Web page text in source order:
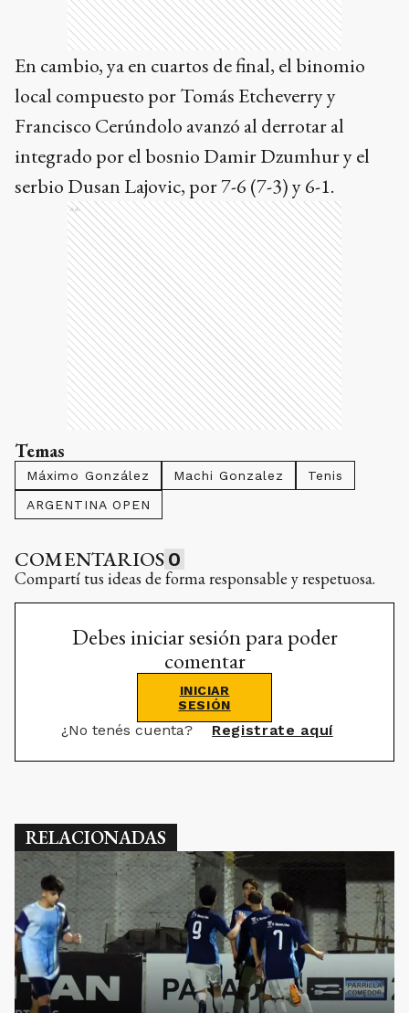
En cambio, ya en cuartos de final, el binomio
local compuesto por Tomás Etcheverry y
Francisco Cerúndolo avanzó al derrotar al
integrado por el bosnio Damir Dzumhur y el
serbio Dusan Lajovic, por 7-6 (7-3) y 6-1.
Ads
Temas
Máximo González Machi Gonzalez
Tenis
ARGENTINA OPEN
COMENTARIOS 0
Compartí tus ideas de forma responsable y respetuosa.
Debes iniciar sesión para poder
comentar
INICIAR
SESIÓN
¿No tenés cuenta? Registrate aquí
RELACIONADAS